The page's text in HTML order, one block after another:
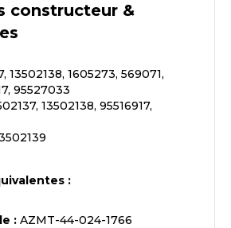
constructeur &
13502138, 1605273, 569071,
95527033
13502138, 95516917,
:
: AZMT-44-024-1766